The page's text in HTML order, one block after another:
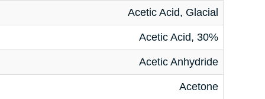
Acetic Acid, Glacial
Acetic Acid, 30%
Acetic Anhydride
Acetone